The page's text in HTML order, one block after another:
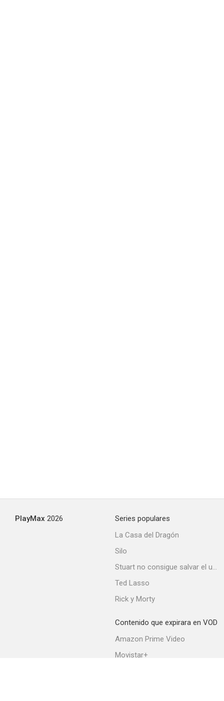
PlayMax 2026
Series populares
La Casa del Dragón
Silo
Stuart no consigue salvar el universo
Ted Lasso
Rick y Morty
Contenido que expirara en VOD
Amazon Prime Video
Movistar+